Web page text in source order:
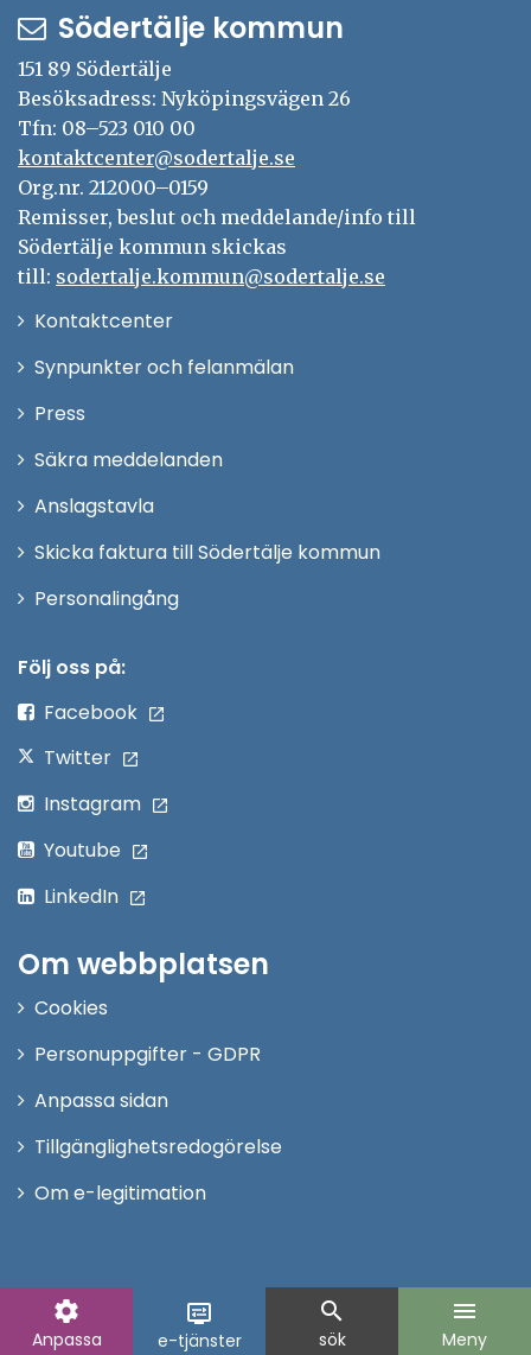
settings
Anpassa
display_settings
e-tjänster
search
sök
menu
Meny
Södertälje kommun
151 89 Södertälje
Besöksadress: Nyköpingsvägen 26
Tfn: 08–523 010 00
kontaktcenter@sodertalje.se
Org.nr. 212000–0159
Remisser, beslut och meddelande/info till
Södertälje kommun skickas
till: sodertalje.kommun@sodertalje.se
KontaktcenterÖppna
Synpunkter och felanmälan
Press
fönster
Säkra meddelanden
Anslagstavla
Skicka faktura till Södertälje kommun
PersonalingångÖppna
Följ oss på:
Facebook
Twitter
Instagram
Youtube
LinkedIn
Om webbplatsen
Cookies
Personuppgifter - GDPR
Anpassa sidan
Tillgänglighetsredogörelse
Om e-legitimation